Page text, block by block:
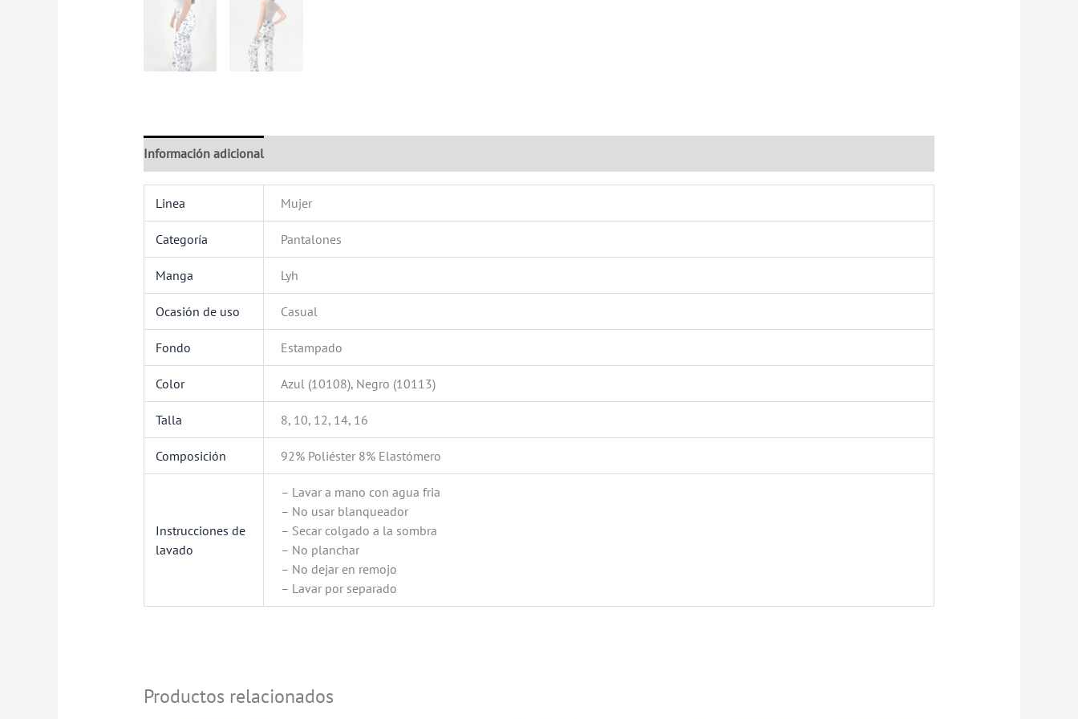
Información adicional
Linea Mujer
Categoría Pantalones
Manga Lyh
Ocasión de uso Casual
Fondo Estampado
Color Azul (10108), Negro (10113)
Talla 8, 10, 12, 14, 16
Composición 92% Poliéster 8% Elastómero
Instrucciones de
lavado
– Lavar a mano con agua fria
– No usar blanqueador
– Secar colgado a la sombra
– No planchar
– No dejar en remojo
– Lavar por separado
Productos relacionados